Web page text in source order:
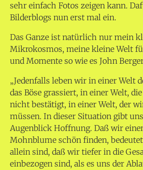
sehr einfach Fotos zeigen kann.
Bilderblogs nun erst mal ein.
Das Ganze ist natürlich nur mein
Mikrokosmos, meine kleine Welt
und Momente so wie es John
„Jedenfalls leben wir in einer Welt
das Böse grassiert, in einer Welt,
nicht bestätigt, in einer Welt, der
müssen. In dieser Situation gibt
Augenblick Hoffnung. Daß wir
Mohnblume schön finden,
allein sind, daß wir tiefer in die
einbezogen sind, als es uns der